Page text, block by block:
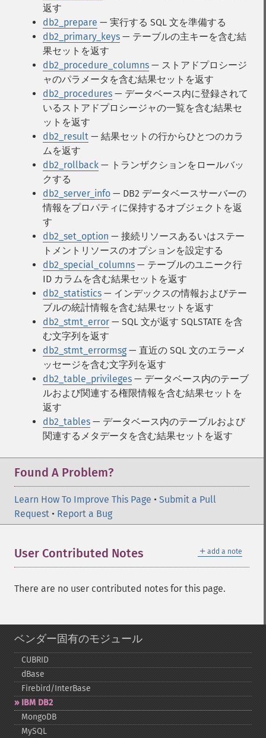
返す
db2_prepare — 実行する SQL 文を準備する
db2_primary_keys — テーブルの主キーを含む結
果セットを返す
db2_procedure_columns — ストアドプロシージ
ャのパラメータを含む結果セットを返す
db2_procedures — データベース内に登録されて
いるストアドプロシージャの一覧を含む結果セ
ットを返す
db2_result — 結果セットの行からひとつのカラ
ムを返す
db2_rollback — トランザクションをロールバッ
クする
db2_server_info — DB2 データベースサーバーの
情報をプロパティに保持するオブジェクトを返
す
db2_set_option — 接続リソースあるいはステー
トメントリソースのオプションを設定する
db2_special_columns — テーブルのユニーク行
ID カラムを含む結果セットを返す
db2_statistics — インデックスの情報およびテー
ブルの統計情報を含む結果セットを返す
db2_stmt_error — SQL 文が返す SQLSTATE を含
む文字列を返す
db2_stmt_errormsg — 直近の SQL 文のエラーメ
ッセージを含む文字列を返す
db2_table_privileges — データベース内のテーブ
ルおよび関連する権限情報を含む結果セットを
返す
db2_tables — データベース内のテーブルおよび
関連するメタデータを含む結果セットを返す
Found A Problem?
Learn How To Improve This Page • Submit a Pull
Request • Report a Bug
＋ add a note
User Contributed Notes
There are no user contributed notes for this page.
ベンダー固有のモジュール
CUBRID
dBase
Firebird/InterBase
IBM DB2
MongoDB
MySQL